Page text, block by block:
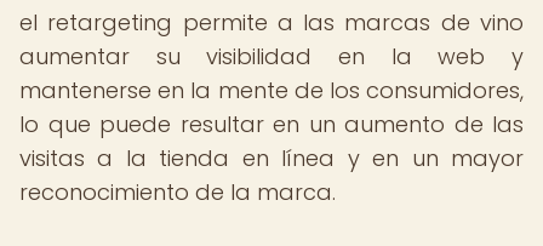
el retargeting permite a las marcas de vino
aumentar su visibilidad en la web y
mantenerse en la mente de los consumidores,
lo que puede resultar en un aumento de las
visitas a la tienda en línea y en un mayor
reconocimiento de la marca.